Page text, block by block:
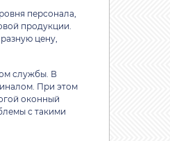
персонала,
продукции.
цену,
службы. В
При этом
оконный
с такими